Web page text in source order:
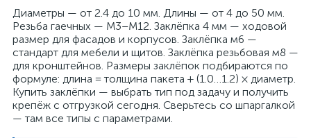
Диаметры — от 2.4 до 10 мм. Длины — от 4 до 50 мм.
Резьба гаечных — M3–M12. Заклёпка 4 мм — ходовой
размер для фасадов и корпусов. Заклёпка м6 —
стандарт для мебели и щитов. Заклёпка резьбовая м8 —
для кронштейнов. Размеры заклёпок подбираются по
формуле: длина = толщина пакета + (1.0…1.2) × диаметр.
Купить заклёпки — выбрать тип под задачу и получить
крепёж с отгрузкой сегодня. Сверьтесь со шпаргалкой
— там все типы с параметрами.